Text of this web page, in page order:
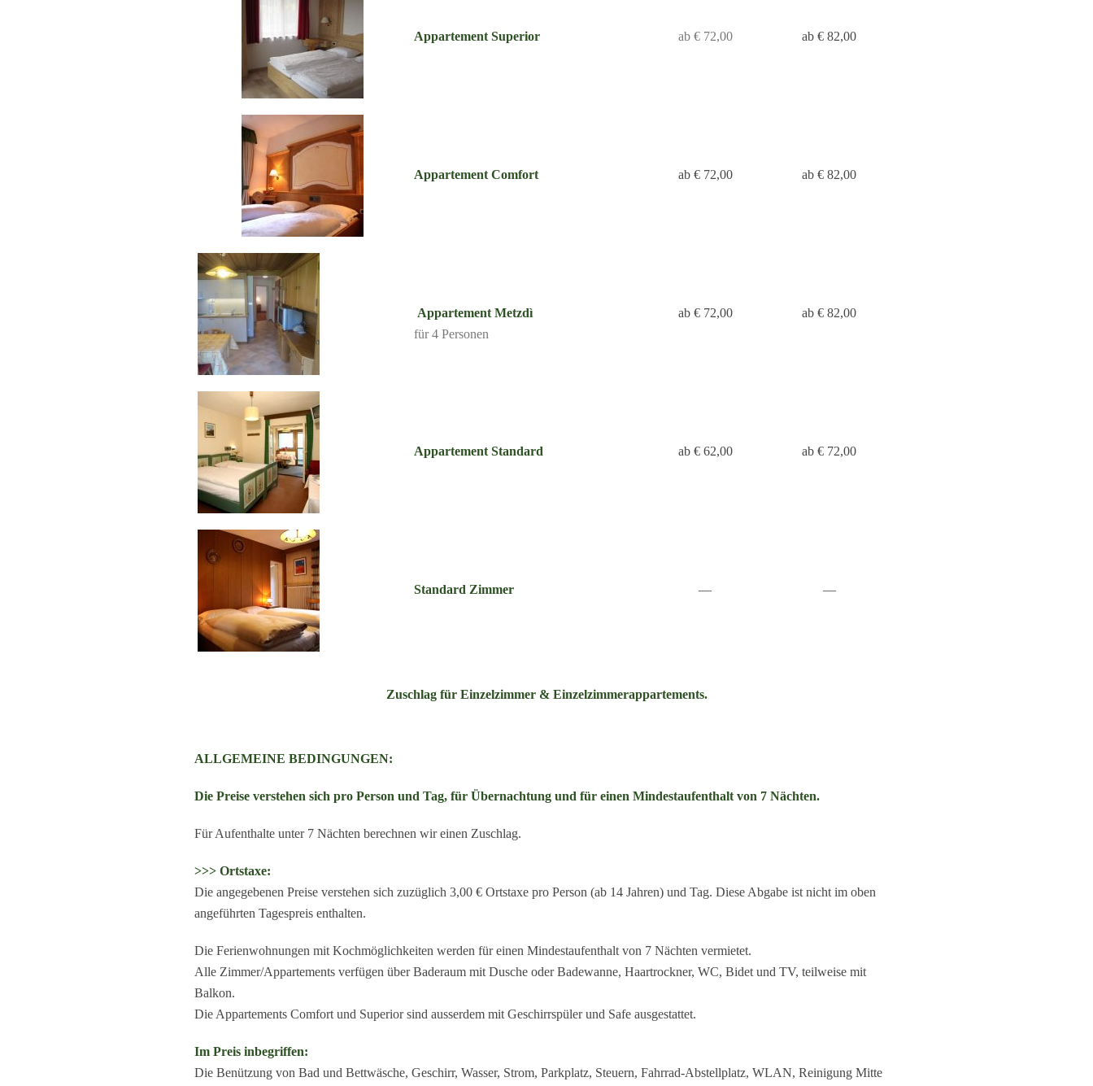
Appartement Superior ab € 72,00 ab € 82,00
Appartement Comfort ab € 72,00 ab € 82,00
Appartement Metzdì
für 4 Personen
ab € 72,00 ab € 82,00
Appartement Standard ab € 62,00 ab € 72,00
Standard Zimmer — —
Zuschlag für Einzelzimmer & Einzelzimmerappartements.
ALLGEMEINE BEDINGUNGEN:
Die Preise verstehen sich pro Person und Tag, für Übernachtung und für einen Mindestaufenthalt von 7 Nächten.
Für Aufenthalte unter 7 Nächten berechnen wir einen Zuschlag.
>>> Ortstaxe:
Die angegebenen Preise verstehen sich zuzüglich 3,00 € Ortstaxe pro Person (ab 14 Jahren) und Tag. Diese Abgabe ist nicht im oben
angeführten Tagespreis enthalten.
Die Ferienwohnungen mit Kochmöglichkeiten werden für einen Mindestaufenthalt von 7 Nächten vermietet.
Alle Zimmer/Appartements verfügen über Baderaum mit Dusche oder Badewanne, Haartrockner, WC, Bidet und TV, teilweise mit
Balkon.
Die Appartements Comfort und Superior sind ausserdem mit Geschirrspüler und Safe ausgestattet.
Im Preis inbegriffen:
Die Benützung von Bad und Bettwäsche, Geschirr, Wasser, Strom, Parkplatz, Steuern, Fahrrad-Abstellplatz, WLAN, Reinigung Mitte